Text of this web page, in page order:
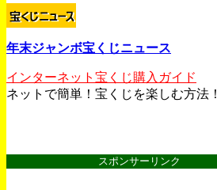
年末ジャンボ宝くじニュース
インターネット宝くじ購入ガイド
ネットで簡単！宝くじを楽しむ方法！
スポンサーリンク